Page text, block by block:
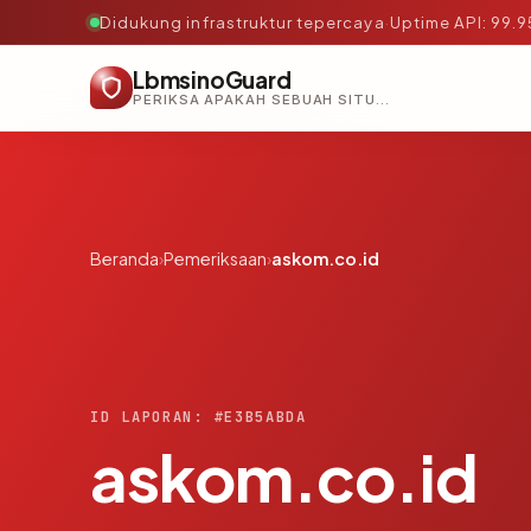
Didukung infrastruktur tepercaya·Uptime API:
LbmsinoGuard
PERIKSA APAKAH SEBUAH SITUS AMAN, TEPERCAYA, DAN TERVERIFIKASI DALAM HITUNGAN DETIK.
Beranda›Pemeriksaan›askom.co.id
ID LAPORAN: #E3B5ABDA
askom.co.id